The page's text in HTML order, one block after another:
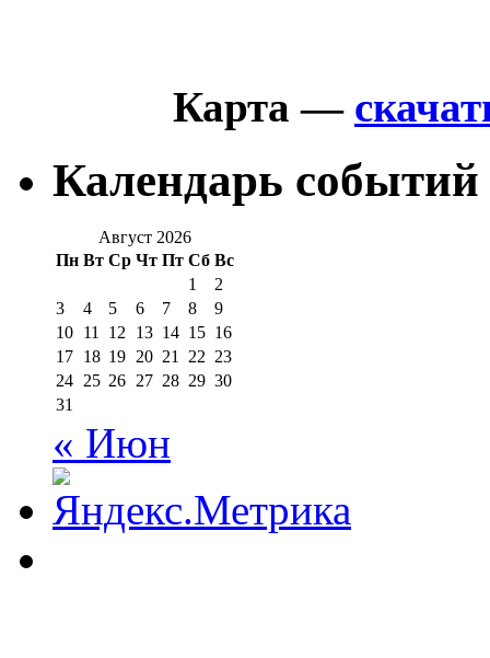
Карта —
Календарь событий
Август 2026
Пн Вт Ср Чт Пт Сб Вс
1
2
3
4 5 6 7 8
9
10 11 12 13 14 15 16
17 18 19 20 21 22 23
24 25 26 27 28 29 30
31
« Июн